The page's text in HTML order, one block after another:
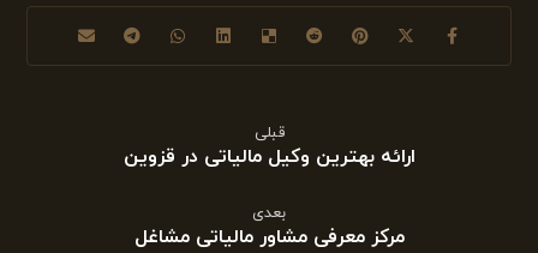
قبلی
ارائه بهترین وکیل مالیاتی در قزوین
بعدی
مرکز معرفی مشاور مالیاتی مشاغل